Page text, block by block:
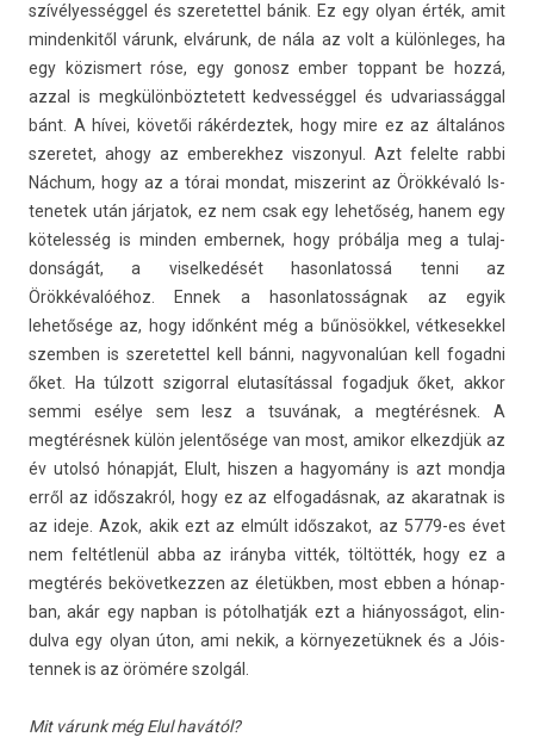
szívélyességgel és szeretet­tel bánik. Ez egy olyan érték, amit
min­denkitől várunk, elvárunk, de nála az volt a külön­leges, ha
egy közis­mert róse, egy gonosz ember top­pant be hozzá,
azzal is meg­külön­böztetett ked­vesség­gel és ud­varias­ságg­al
bánt. A hívei, követői rákér­deztek, hogy mire ez az általános
szeretet, ahogy az em­berek­hez vis­zonyul. Azt felel­te rabbi
Náchum, hogy az a tórai mon­dat, mis­zerint az Örökkévaló Is­
tenetek után jár­jatok, ez nem csak egy lehetőség, hanem egy
köteles­ség is mind­en em­ber­nek, hogy próbálja meg a tulaj­
donságát, a visel­kedését hason­latossá tenni az
Örökkévalóéhoz. Ennek a hason­latos­ságnak az egyik
lehetősége az, hogy időnként még a bűnösökkel, vét­kesek­kel
szemb­en is szeretet­tel kell bánni, nagyvonalúan kell fogad­ni
őket. Ha túlzott szigorr­al elutasításs­al fogad­juk őket, akkor
semmi esélye sem lesz a tsuvának, a megtérésnek. A
megtérésnek külön jelen­tősége van most, amikor el­kezdjük az
év utolsó hónapját, Elult, hisz­en a hagyomány is azt mondja
erről az időszakról, hogy ez az el­fogadás­nak, az akarat­nak is
az ideje. Azok, akik ezt az elmúlt idős­zakot, az 5779-es évet
nem feltétlenül abba az irányba vitték, töltötték, hogy ez a
megtérés be­követ­kezz­en az életükben, most ebben a hónap­
ban, akár egy nap­ban is pótol­hatják ezt a hiányosságot, elin­
dulva egy olyan úton, ami nekik, a kör­nyezetük­nek és a Jóis­
tennek is az örömére szolgál.
Mit várunk még Elul havától?